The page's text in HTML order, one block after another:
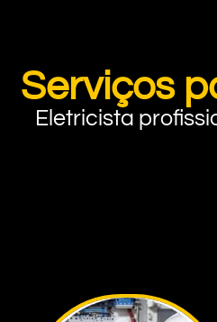
Serviços
Eletricista